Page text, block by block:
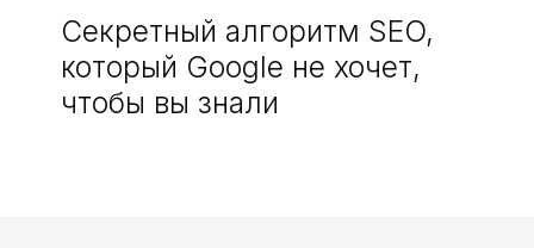
Секретный алгоритм SEO,
который Google не хочет,
чтобы вы знали